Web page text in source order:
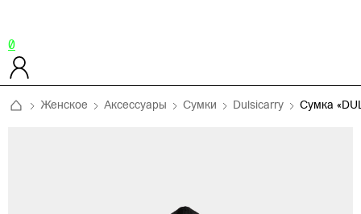
0
Женское Аксессуары Сумки Dulsicarry Сумка